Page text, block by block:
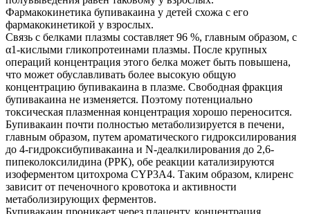
Фармакокинетика бупивакаина у детей схожа с его
фармакокинетикой у взрослых.
Связь с белками плазмы составляет 96 %, главным образом, с
α1-кислыми гликопротеинами плазмы. После крупных
операций концентрация этого белка может быть повышена,
что может обуславливать более высокую общую
концентрацию бупивакаина в плазме. Свободная фракция
бупивакаина не изменяется. Поэтому потенциально
токсическая плазменная концентрация хорошо переносится.
Бупивакаин почти полностью метаболизируется в печени,
главным образом, путем ароматического гидроксилирования
до 4-гидроксибупивакаина и N-деалкилирования до 2,6-
пипеколоксилидина (РРК), обе реакции катализируются
изоферментом цитохрома CYP3A4. Таким образом, клиренс
зависит от печеночного кровотока и активности
метаболизирующих ферментов.
Бупивакаин проникает через плаценту, концентрация